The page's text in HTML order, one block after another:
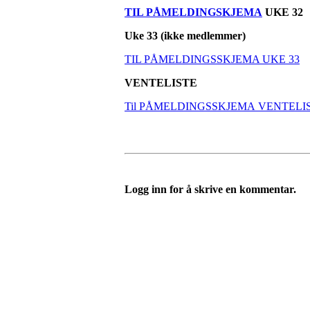
TIL PÅMELDINGSKJEMA UKE 32
Uke 33 (ikke medlemmer)
TIL PÅMELDINGSSKJEMA UKE 33
VENTELISTE
Til PÅMELDINGSSKJEMA
Logg inn for å skrive en kommentar.